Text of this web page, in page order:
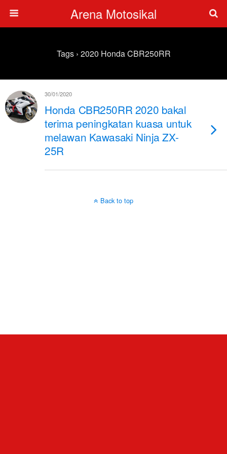
Arena Motosikal
Tags › 2020 Honda CBR250RR
30/01/2020
Honda CBR250RR 2020 bakal
terima peningkatan kuasa untuk
melawan Kawasaki Ninja ZX-
25R
Back to top